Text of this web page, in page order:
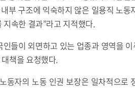
부 구조에 익숙하지 않은 일용직 노
속한 결과”라고 지적했다.
들이 외면하고 있는 업종과 영역을
책을 요청했다.
동자의 노동 인권 보장은 일차적으로